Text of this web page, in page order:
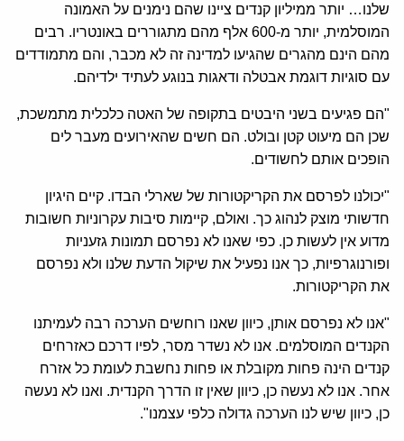
שלנו… יותר ממיליון קנדים ציינו שהם נימנים על האמונה
המוסלמית, יותר מ-600 אלף מהם מתגוררים באונטריו. רבים
מהם הינם מהגרים שהגיעו למדינה זה לא מכבר, והם מתמודדים
עם סוגיות דוגמת אבטלה ודאגות בנוגע לעתיד ילדיהם.
"הם פגיעים בשני היבטים בתקופה של האטה כלכלית מתמשכת,
שכן הם מיעוט קטן ובולט. הם חשים שהאירועים מעבר לים
הופכים אותם לחשודים.
"יכולנו לפרסם את הקריקטורות של שארלי הבדו. קיים היגיון
חדשותי מוצק לנהוג כך. ואולם, קיימות סיבות עקרוניות חשובות
מדוע אין לעשות כן. כפי שאנו לא נפרסם תמונות גזעניות
ופורנוגרפיות, כך אנו נפעיל את שיקול הדעת שלנו ולא נפרסם
את הקריקטורות.
"אנו לא נפרסם אותן, כיוון שאנו רוחשים הערכה רבה לעמיתנו
הקנדים המוסלמים. אנו לא נשדר מסר, לפיו דרכם כאזרחים
קנדים הינה פחות מקובלת או פחות נחשבת לעומת כל אזרח
אחר. אנו לא נעשה כן, כיוון שאין זו הדרך הקנדית. ואנו לא נעשה
כן, כיוון שיש לנו הערכה גדולה כלפי עצמנו".